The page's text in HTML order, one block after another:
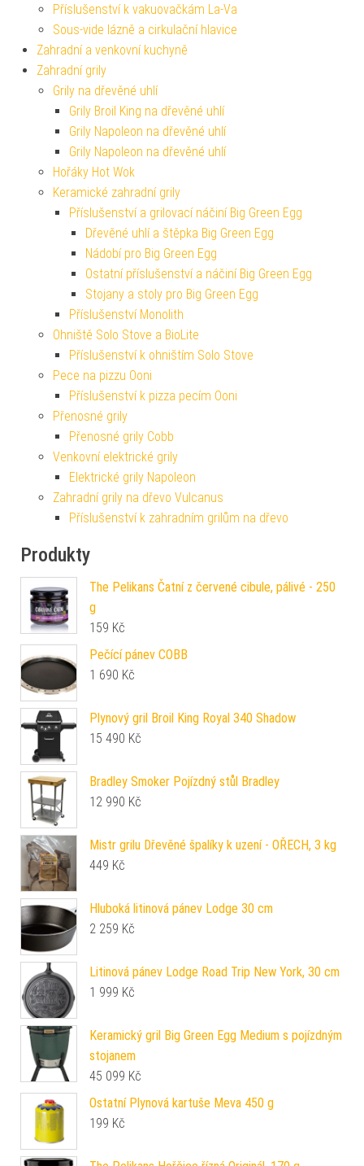
Příslušenství k vakuovačkám La-Va
Sous-vide lázně a cirkulační hlavice
Zahradní a venkovní kuchyně
Zahradní grily
Grily na dřevěné uhlí
Grily Broil King na dřevěné uhlí
Grily Napoleon na dřevěné uhlí
Grily Napoleon na dřevěné uhlí
Hořáky Hot Wok
Keramické zahradní grily
Příslušenství a grilovací náčiní Big Green Egg
Dřevěné uhlí a štěpka Big Green Egg
Nádobí pro Big Green Egg
Ostatní příslušenství a náčiní Big Green Egg
Stojany a stoly pro Big Green Egg
Příslušenství Monolith
Ohniště Solo Stove a BioLite
Příslušenství k ohništím Solo Stove
Pece na pizzu Ooni
Příslušenství k pizza pecím Ooni
Přenosné grily
Přenosné grily Cobb
Venkovní elektrické grily
Elektrické grily Napoleon
Zahradní grily na dřevo Vulcanus
Příslušenství k zahradním grilům na dřevo
Produkty
The Pelikans Čatní z červené cibule, pálivé - 250
g
159 Kč
Pečící pánev COBB
1 690 Kč
Plynový gril Broil King Royal 340 Shadow
15 490 Kč
Bradley Smoker Pojízdný stůl Bradley
12 990 Kč
Mistr grilu Dřevěné špalíky k uzení - OŘECH, 3 kg
449 Kč
Hluboká litinová pánev Lodge 30 cm
2 259 Kč
Litinová pánev Lodge Road Trip New York, 30 cm
1 999 Kč
Keramický gril Big Green Egg Medium s pojízdným
stojanem
45 099 Kč
Ostatní Plynová kartuše Meva 450 g
199 Kč